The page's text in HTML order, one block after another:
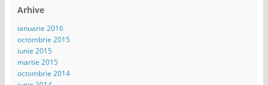
Arhive
ianuarie 2016
octombrie 2015
iunie 2015
martie 2015
octombrie 2014